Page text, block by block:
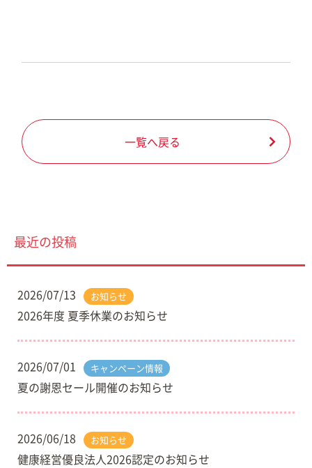
一覧へ戻る
最近の投稿
2026/07/13 お知らせ
2026年度 夏季休業のお知らせ
2026/07/01 キャンペーン情報
夏の謝恩セール開催のお知らせ
2026/06/18 お知らせ
健康経営優良法人2026認定のお知らせ